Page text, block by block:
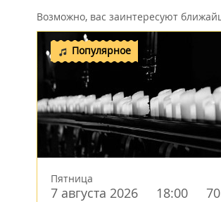
Возможно, вас заинтересуют
Популярное
Пятница
7 августа 2026 18:00